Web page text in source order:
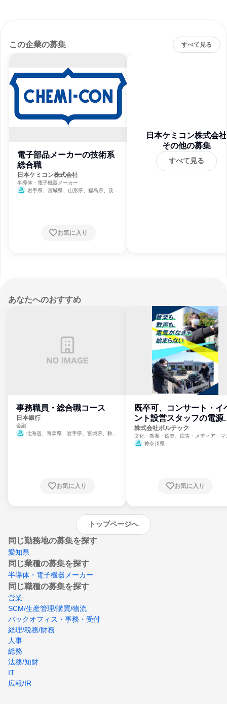
この企業の募集 すべて見る
電子部品メーカーの技術系
総合職
日本ケミコン株式会社
半導体・電子機器メーカー
岩手県、宮城県、山形県、福島県、茨城
お気に入り
日本ケミコン株式会社
その他の募集
すべて見る
あなたへのおすすめ
事務職員・総合職コース
日本銀行
金融
北海道、青森県、岩手県、宮城県、秋田
崎県、熊本県、大分県、宮崎県、鹿児島県、
お気に入り
既卒可、コンサート・イ
ント設営スタッフの電源
門
株式会社ボルテック
文化・教養・娯楽、広告・メディア・マ
ミ、電力・ガス・水道・エネルギー
神奈川県
お気に入り
トップページへ
同じ勤務地の募集を探す
愛知県
同じ業種の募集を探す
半導体・電子機器メーカー
同じ職種の募集を探す
営業
SCM/生産管理/購買/物流
バックオフィス・事務・受付
経理/税務/財務
人事
総務
法務/知財
IT
広報/IR